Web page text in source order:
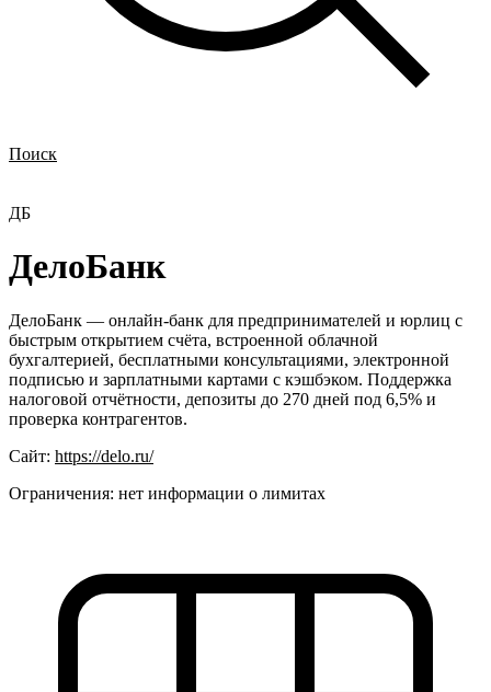
Поиск
ДБ
ДелоБанк
ДелоБанк — онлайн-банк для предпринимателей и юрлиц с
быстрым открытием счёта, встроенной облачной
бухгалтерией, бесплатными консультациями, электронной
подписью и зарплатными картами с кэшбэком. Поддержка
налоговой отчётности, депозиты до 270 дней под 6,5% и
проверка контрагентов.
Сайт: https://delo.ru/
Ограничения: нет информации о лимитах